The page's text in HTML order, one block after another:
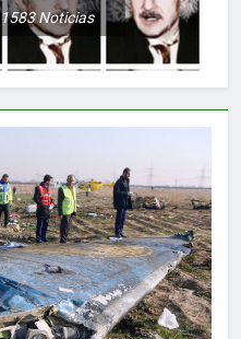
1583Noticias